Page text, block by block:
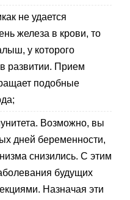
не удается
железа в крови, то
у которого
развитии. Прием
подобные
Возможно, вы
дней беременности,
снизились. С этим
будущих
Назначая эти